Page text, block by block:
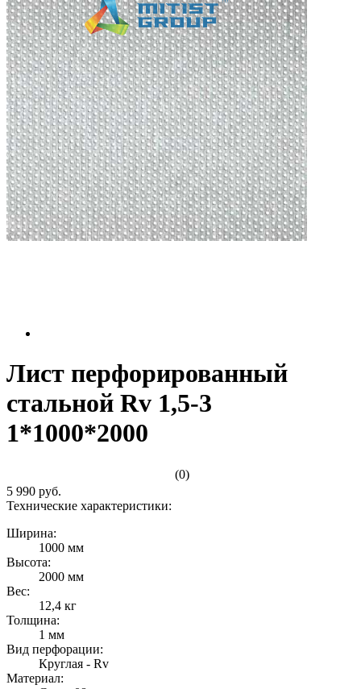
Лист перфорированный
стальной Rv 1,5-3
1*1000*2000
(0)
5 990 руб.
Технические характеристики:
Ширина:
1000 мм
Высота:
2000 мм
Вес:
12,4 кг
Толщина:
1 мм
Вид перфорации:
Круглая - Rv
Материал: